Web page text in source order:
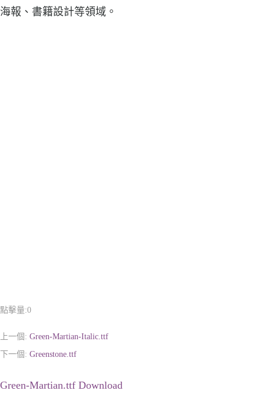
海報、書籍設計等領域。
點擊量:0
上一個: Green-Martian-Italic.ttf
下一個: Greenstone.ttf
Green-Martian.ttf Download